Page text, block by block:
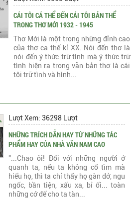
CÁI TÔI CÁ THỂ ĐẾN CÁI TÔI BẢN THỂ
TRONG THƠ MỚI 1932 - 1945
Thơ Mới là một trong những đỉnh cao
của thơ ca thế kỉ XX. Nói đến thơ là
nói đến ý thức trữ tình mà ý thức trữ
tình hiện ra trong văn bản thơ là cái
tôi trữ tình và hình...
Lượt Xem: 36298 Lượt
NHỮNG TRÍCH DẪN HAY TỪ NHỮNG TÁC
PHẨM HAY CỦA NHÀ VĂN NAM CAO
"...Chao ôi! Ðối với những người ở
quanh ta, nếu ta không cố tìm mà
hiểu họ, thì ta chỉ thấy họ gàn dở, ngu
ngốc, bần tiện, xấu xa, bỉ ối... toàn
những cớ để cho ta tàn...